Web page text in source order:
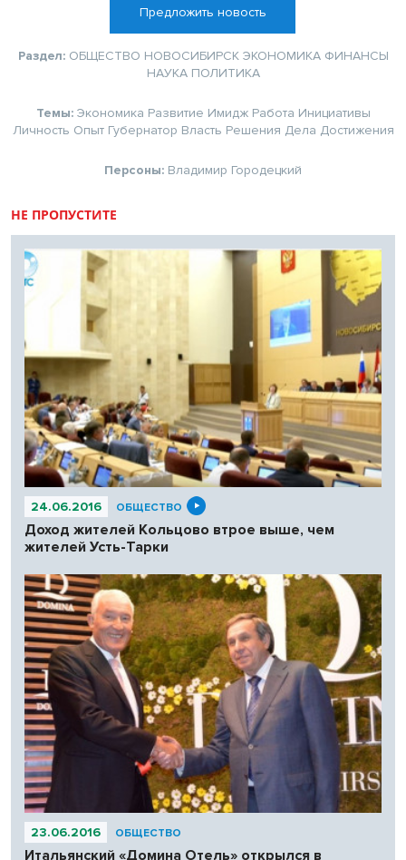
Предложить новость
Раздел: ОБЩЕСТВО НОВОСИБИРСК ЭКОНОМИКА ФИНАНСЫ
НАУКА ПОЛИТИКА
Темы: Экономика Развитие Имидж Работа Инициативы
Личность Опыт Губернатор Власть Решения Дела Достижения
Персоны: Владимир Городецкий
НЕ ПРОПУСТИТЕ
24.06.2016 ОБЩЕСТВО
Доход жителей Кольцово втрое выше, чем
жителей Усть-Тарки
23.06.2016 ОБЩЕСТВО
Итальянский «Домина Отель» открылся в